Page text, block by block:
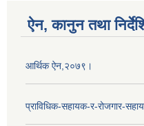
ऐन, कानुन तथा
आर्थिक ऐन,२०७९।
प्राविधिक-सहायक-र-रोजगार-